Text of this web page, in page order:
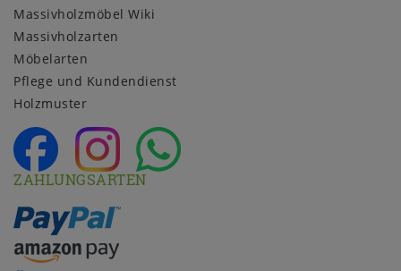
Massivholzmöbel Wiki
Massivholzarten
Möbelarten
Pflege und Kundendienst
Holzmuster
ZAHLUNGSARTEN